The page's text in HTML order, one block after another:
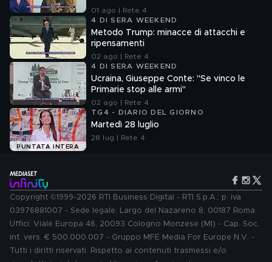
01 ago | Rete 4
4 DI SERA WEEKEND
Metodo Trump: minacce di attacchi e
ripensamenti
02 ago | Rete 4
4 DI SERA WEEKEND
Ucraina, Giuseppe Conte: "Se vinco le
Primarie stop alle armi"
02 ago | Rete 4
PUNTATA INTERA
TG4 - DIARIO DEL GIORNO
Martedì 28 luglio
28 lug | Rete 4
Copyright ©1999-2026 RTI Business Digital - RTI S.p.A.: p. iva
03976881007 - Sede legale: Largo del Nazareno 8, 00187 Roma.
Uffici: Viale Europa 46, 20093 Cologno Monzese (MI) - Cap. Soc.
int. vers. € 500.000.007 - Gruppo MFE Media For Europe N.V. -
Tutti i diritti riservati. Rispetto ai contenuti trasmessi e/o